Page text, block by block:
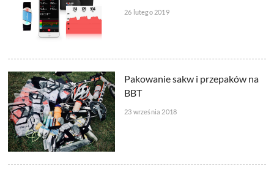
26 lutego 2019
Pakowanie sakw i przepaków na
BBT
23 września 2018